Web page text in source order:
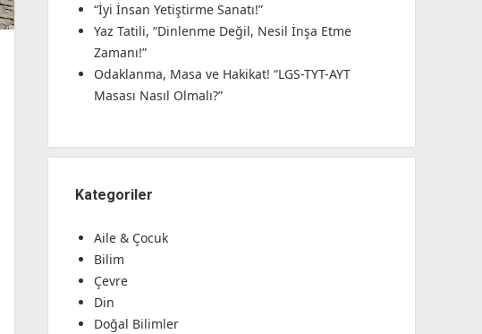
“İyi İnsan Yetiştirme Sanatı!”
Yaz Tatili, “Dinlenme Değil, Nesil İnşa Etme
Zamanı!”
Odaklanma, Masa ve Hakikat! “LGS-TYT-AYT
Masası Nasıl Olmalı?”
Kategoriler
Aile & Çocuk
Bilim
Çevre
Din
Doğal Bilimler